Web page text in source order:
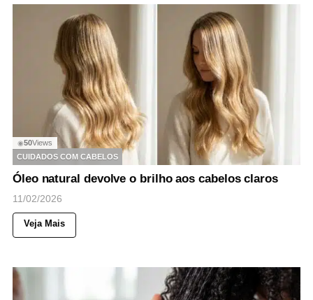
◉50Views
CUIDADOS COM CABELOS
Óleo natural devolve o brilho aos cabelos claros
11/02/2026
Veja Mais